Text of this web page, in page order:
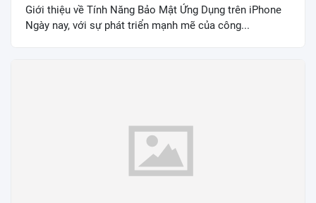
Giới thiệu về Tính Năng Bảo Mật Ứng Dụng trên iPhone
Ngày nay, với sự phát triển mạnh mẽ của công...